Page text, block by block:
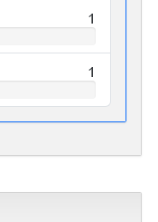
1
1